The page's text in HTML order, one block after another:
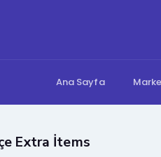
Ana Sayfa
Extra İtems